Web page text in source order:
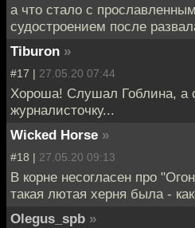
а что стало с
судостроением после
Tiburon »
#17 | 27.05.20 07:44
Хороша! Слушал Гоблина, а
журналисточку...
Wicked Horse »
#18 | 27.05.20 09:13
В корне несогласен про
такая лютая херня была -
Olegus_spb »